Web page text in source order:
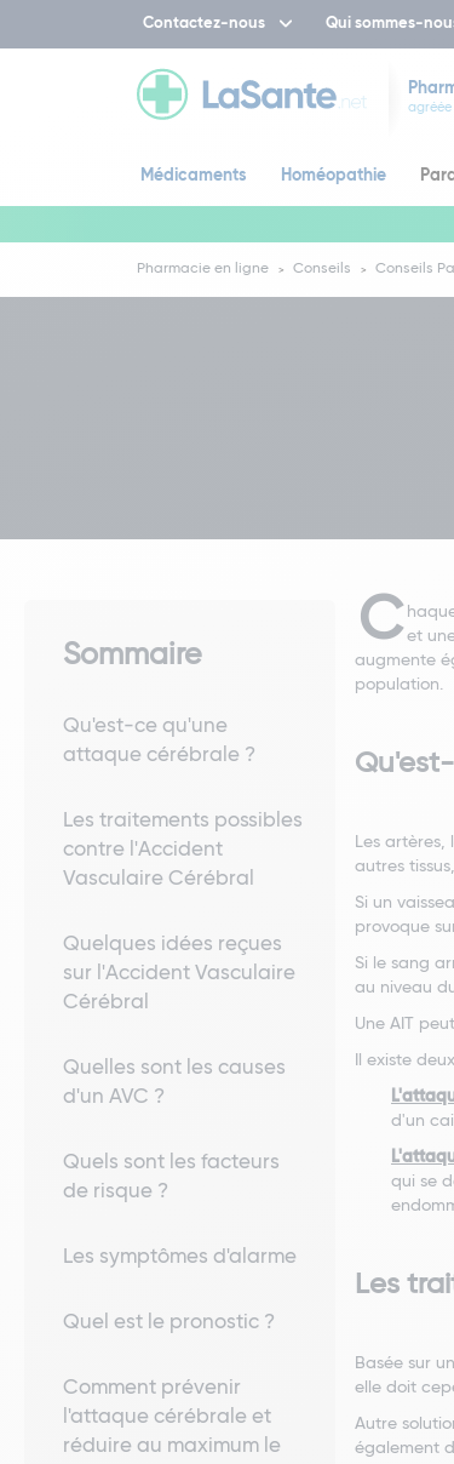
Contactez-nous Qui sommes-
agréée
Médicaments Homéopathie
Pharmacie en ligne Conseils Conseils
Sommaire
Qu'est-ce qu'une
attaque cérébrale ?
Les traitements possibles
contre l'Accident
Vasculaire Cérébral
Quelques idées reçues
sur l'Accident Vasculaire
Cérébral
Quelles sont les causes
d'un AVC ?
Quels sont les facteurs
de risque ?
Les symptômes d'alarme
Quel est le pronostic ?
Comment prévenir
l'attaque cérébrale et
réduire au maximum le
C et
augmente
population.
Les artères,
autres
Si un
provoque
Si le sang
au niveau
Une AIT
Il existe
d'un
qui se
Les
Basée sur
elle doit
Autre
également